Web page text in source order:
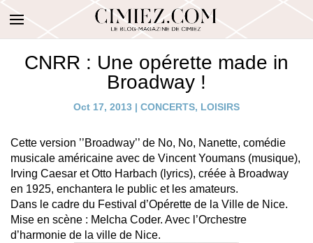
CNRR : Une opérette made in
Broadway !
Oct 17, 2013 | CONCERTS, LOISIRS
Cette version ’’Broadway’’ de No, No, Nanette, comédie
musicale américaine avec de Vincent Youmans (musique),
Irving Caesar et Otto Harbach (lyrics), créée à Broadway
en 1925, enchantera le public et les amateurs.
Dans le cadre du Festival d’Opérette de la Ville de Nice.
Mise en scène : Melcha Coder. Avec l’Orchestre
d’harmonie de la ville de Nice.